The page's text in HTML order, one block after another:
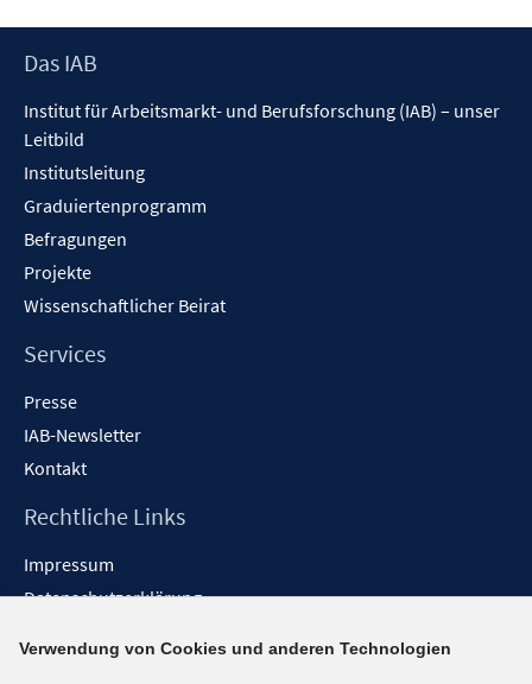
Footer
Das IAB
Institut für Arbeitsmarkt- und Berufsforschung (IAB) – unser
Leitbild
Institutsleitung
Graduiertenprogramm
Befragungen
Projekte
Wissenschaftlicher Beirat
Services
Presse
IAB-Newsletter
Kontakt
Rechtliche Links
Impressum
Datenschutzerklärung
Barrieren melden
Verwendung von Cookies und anderen Technologien